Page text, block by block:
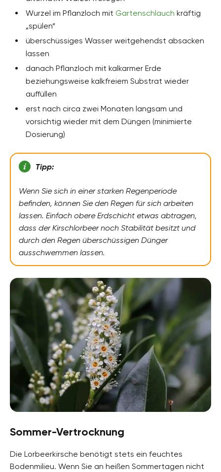
Wurzel im Pflanzloch mit Gartenschlauch kräftig
„spülen“
überschüssiges Wasser weitgehendst absacken
lassen
danach Pflanzloch mit kalkarmer Erde
beziehungsweise kalkfreiem Substrat wieder
auffüllen
erst nach circa zwei Monaten langsam und
vorsichtig wieder mit dem Düngen (minimierte
Dosierung)
Tipp:
Wenn Sie sich in einer starken Regenperiode
befinden, können Sie den Regen für sich arbeiten
lassen. Einfach obere Erdschicht etwas abtragen,
dass der Kirschlorbeer noch Stabilität besitzt und
durch den Regen überschüssigen Dünger
ausschwemmen lassen.
Sommer-Vertrocknung
Die Lorbeerkirsche benötigt stets ein feuchtes
Bodenmilieu. Wenn Sie an heißen Sommertagen nicht